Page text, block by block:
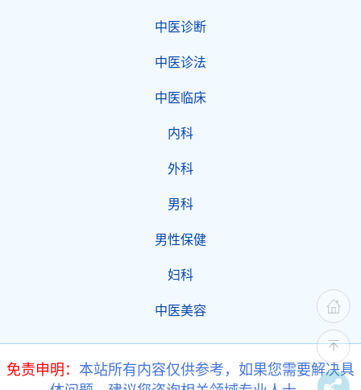
中医诊断
中医诊法
中医临床
内科
外科
男科
男性保健
妇科
中医美容
免责申明： 本站所有内容仅供参考，如果您需要解决具